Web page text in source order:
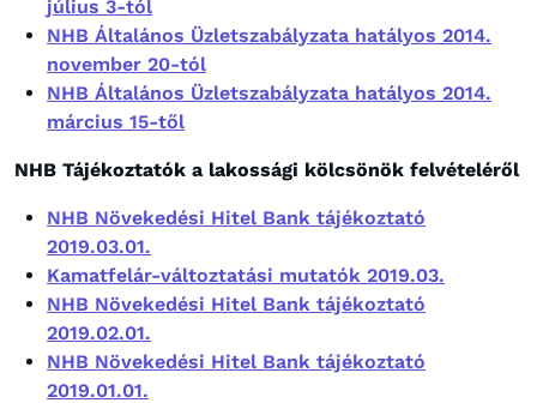
július 3-tól
NHB Általános Üzletszabályzata hatályos 2014.
november 20-tól
NHB Általános Üzletszabályzata hatályos 2014.
március 15-től
NHB Tájékoztatók a lakossági kölcsönök felvételéről
NHB Növekedési Hitel Bank tájékoztató
2019.03.01.
Kamatfelár-változtatási mutatók 2019.03.
NHB Növekedési Hitel Bank tájékoztató
2019.02.01.
NHB Növekedési Hitel Bank tájékoztató
2019.01.01.